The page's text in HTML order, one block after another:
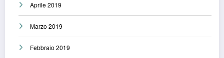
Aprile 2019
Marzo 2019
Febbraio 2019